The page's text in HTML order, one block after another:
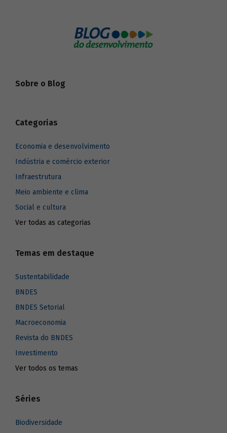
Sobre o Blog
Categorias
Economia e desenvolvimento
Indústria e comércio exterior
Infraestrutura
Meio ambiente e clima
Social e cultura
Ver todas as categorias
Temas em destaque
Sustentabilidade
BNDES
BNDES Setorial
Macroeconomia
Revista do BNDES
Investimento
Ver todos os temas
Séries
Biodiversidade